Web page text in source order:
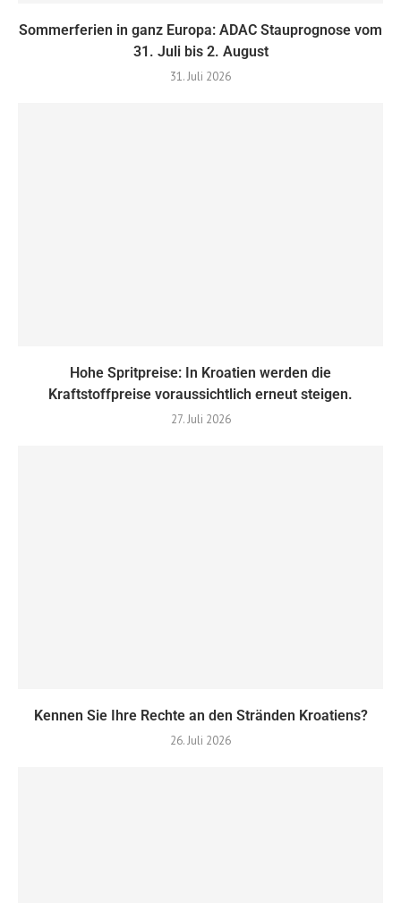
Sommerferien in ganz Europa: ADAC Stauprognose vom
31. Juli bis 2. August
31. Juli 2026
Hohe Spritpreise: In Kroatien werden die
Kraftstoffpreise voraussichtlich erneut steigen.
27. Juli 2026
Kennen Sie Ihre Rechte an den Stränden Kroatiens?
26. Juli 2026